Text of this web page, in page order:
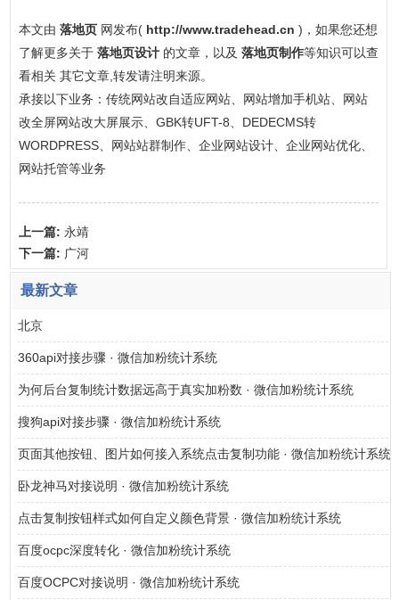
本文由 落地页 网发布( http://www.tradehead.cn )，如果您还想
了解更多关于 落地页设计 的文章，以及 落地页制作等知识可以查
看相关 其它文章,转发请注明来源。
承接以下业务：传统网站改自适应网站、网站增加手机站、网站
改全屏网站改大屏展示、GBK转UFT-8、DEDECMS转
WORDPRESS、网站站群制作、企业网站设计、企业网站优化、
网站托管等业务
上一篇: 永靖
下一篇: 广河
最新文章
北京
360api对接步骤 · 微信加粉统计系统
为何后台复制统计数据远高于真实加粉数 · 微信加粉统计系统
搜狗api对接步骤 · 微信加粉统计系统
页面其他按钮、图片如何接入系统点击复制功能 · 微信加粉统计系统
卧龙神马对接说明 · 微信加粉统计系统
点击复制按钮样式如何自定义颜色背景 · 微信加粉统计系统
百度ocpc深度转化 · 微信加粉统计系统
百度OCPC对接说明 · 微信加粉统计系统